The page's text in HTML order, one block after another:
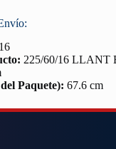
225/60/16 LLANT
Paquete): 67.6 cm